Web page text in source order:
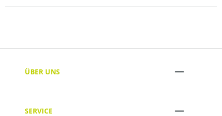
ÜBER UNS
SERVICE